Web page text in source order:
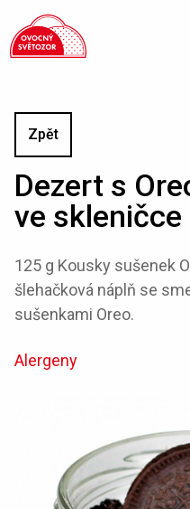
Zpět
Dezert s
ve skleničce
125 g Kousky sušenek
šlehačková náplň se
sušenkami Oreo.
Alergeny